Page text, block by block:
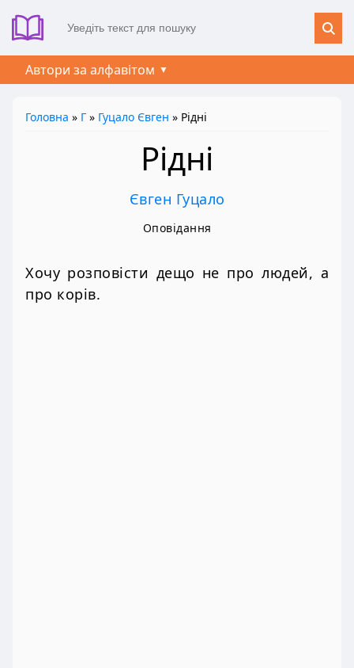
Автори за алфавітом
Головна » Г » Гуцало Євген » Рідні
Рідні
Євген Гуцало
Оповідання
Хочу розповісти дещо не про людей, а
про корів.